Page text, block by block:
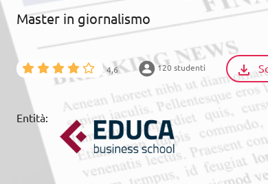
SCOPRI EUROINNOVA
RISORSE EDUCATIVE
ARTICOLI
CONTACTO
Rete fissa: 900 831 200
Master in giornalismo
4,6 120 studenti
Entità: